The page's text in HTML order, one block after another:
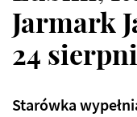
Jarmark
24
Starówka